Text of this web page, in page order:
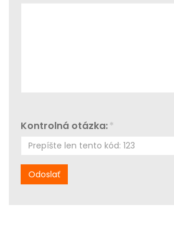
*
Kontrolná otázka: